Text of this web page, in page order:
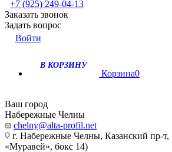
+7 (925) 249-04-13
Заказать звонок
Задать вопрос
Войти
В КОРЗИНУ
Корзина0
Ваш город
Набережные Челны
chelny@alta-profil.net
г. Набережные Челны, Казанский пр-
«Муравей», бокс 14)